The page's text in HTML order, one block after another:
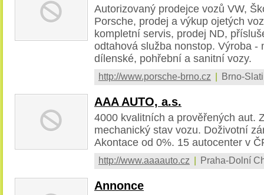
Autorizovaný prodejce vozů VW,
Porsche, prodej a výkup ojetých
kompletní servis, prodej ND,
odtahová služba nonstop. Výroba -
dílenské, pohřební a sanitní vozy.
http://www.porsche-brno.cz | Brno-
AAA AUTO, a.s.
4000 kvalitních a prověřených aut.
mechanický stav vozu. Doživotní
Akontace od 0%. 15 autocenter v
http://www.aaaauto.cz | Praha-Dolní
Annonce